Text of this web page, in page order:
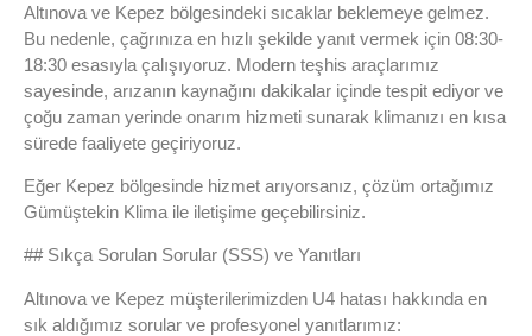
Altınova ve Kepez bölgesindeki sıcaklar beklemeye gelmez.
Bu nedenle, çağrınıza en hızlı şekilde yanıt vermek için 08:30-
18:30 esasıyla çalışıyoruz. Modern teşhis araçlarımız
sayesinde, arızanın kaynağını dakikalar içinde tespit ediyor ve
çoğu zaman yerinde onarım hizmeti sunarak klimanızı en kısa
sürede faaliyete geçiriyoruz.
Eğer Kepez bölgesinde hizmet arıyorsanız, çözüm ortağımız
Gümüştekin Klima ile iletişime geçebilirsiniz.
## Sıkça Sorulan Sorular (SSS) ve Yanıtları
Altınova ve Kepez müşterilerimizden U4 hatası hakkında en
sık aldığımız sorular ve profesyonel yanıtlarımız: